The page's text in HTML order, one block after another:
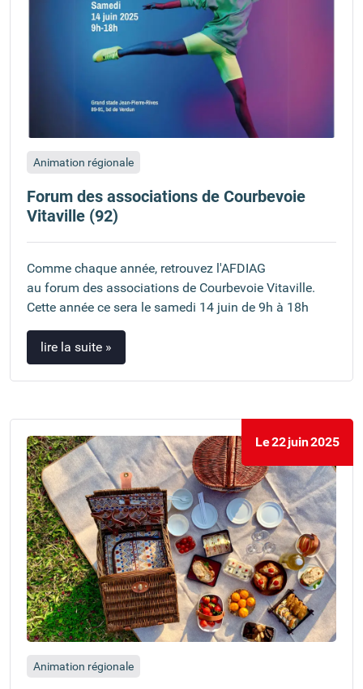
Animation régionale
Forum des associations de Courbevoie
Vitaville (92)
Comme chaque année, retrouvez l'AFDIAG
au forum des associations de Courbevoie Vitaville.
Cette année ce sera le samedi 14 juin de 9h à 18h
lire la suite »
Le22juin2025
Animation régionale